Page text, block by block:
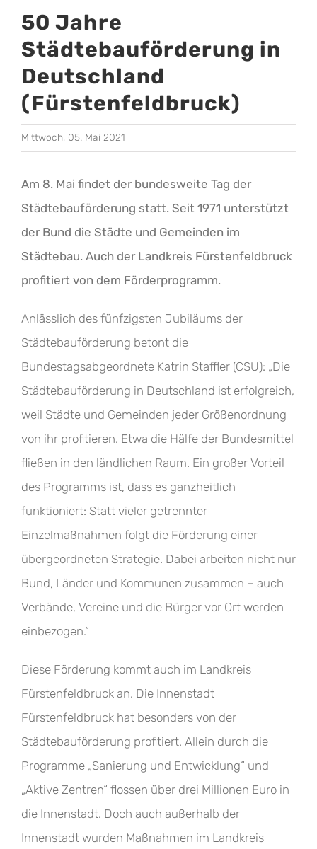
50 Jahre
Städtebauförderung in
Deutschland
(Fürstenfeldbruck)
Mittwoch, 05. Mai 2021
Am 8. Mai findet der bundesweite Tag der
Städtebauförderung statt. Seit 1971 unterstützt
der Bund die Städte und Gemeinden im
Städtebau. Auch der Landkreis Fürstenfeldbruck
profitiert von dem Förderprogramm.
Anlässlich des fünfzigsten Jubiläums der
Städtebauförderung betont die
Bundestagsabgeordnete Katrin Staffler (CSU): „Die
Städtebauförderung in Deutschland ist erfolgreich,
weil Städte und Gemeinden jeder Größenordnung
von ihr profitieren. Etwa die Hälfe der Bundesmittel
fließen in den ländlichen Raum. Ein großer Vorteil
des Programms ist, dass es ganzheitlich
funktioniert: Statt vieler getrennter
Einzelmaßnahmen folgt die Förderung einer
übergeordneten Strategie. Dabei arbeiten nicht nur
Bund, Länder und Kommunen zusammen – auch
Verbände, Vereine und die Bürger vor Ort werden
einbezogen.“
Diese Förderung kommt auch im Landkreis
Fürstenfeldbruck an. Die Innenstadt
Fürstenfeldbruck hat besonders von der
Städtebauförderung profitiert. Allein durch die
Programme „Sanierung und Entwicklung“ und
„Aktive Zentren“ flossen über drei Millionen Euro in
die Innenstadt. Doch auch außerhalb der
Innenstadt wurden Maßnahmen im Landkreis